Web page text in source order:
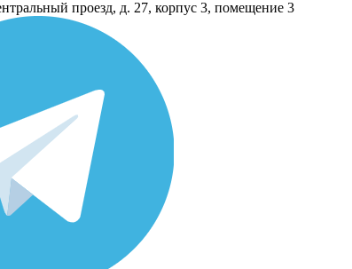
проезд, д. 27, корпус 3, помещение 3